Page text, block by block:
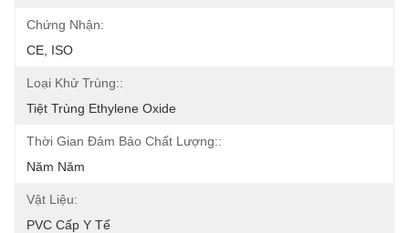
Chứng Nhận:
CE, ISO
Loại Khử Trùng::
Tiệt Trùng Ethylene Oxide
Thời Gian Đảm Bảo Chất Lượng::
Năm Năm
Vật Liệu:
PVC Cấp Y Tế